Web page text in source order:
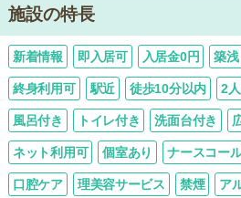
施設の特長
新着情報 即入居可 入居金0円 築浅
終身利用可 駅近 徒歩10分以内 2
風呂付き トイレ付き 洗面台付き
ネット利用可 個室あり ナースコー
口腔ケア 理美容サービス 禁煙 ア